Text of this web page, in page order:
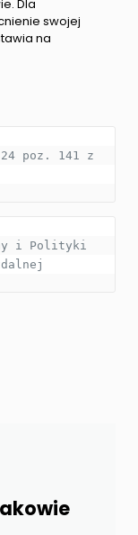
Dla
swojej
na
poz. 141 z
i Polityki